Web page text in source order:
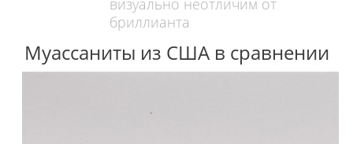
визуально неотличим от
бриллианта
Муассаниты из США в сравнении